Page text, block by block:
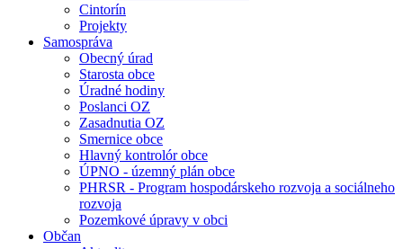
Cintorín
Projekty
Samospráva
Obecný úrad
Starosta obce
Úradné hodiny
Poslanci OZ
Zasadnutia OZ
Smernice obce
Hlavný kontrolór obce
ÚPNO - územný plán obce
PHRSR - Program hospodárskeho rozvoja a sociálneho
rozvoja
Pozemkové úpravy v obci
Občan